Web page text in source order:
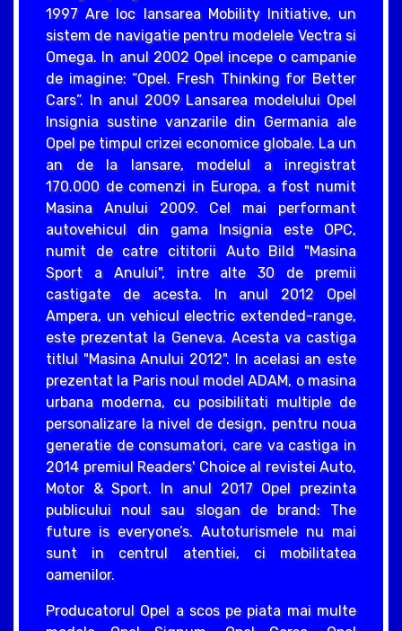
1997 Are loc lansarea Mobility Initiative, un
sistem de navigatie pentru modelele Vectra si
Omega. In anul 2002 Opel incepe o campanie
de imagine: “Opel. Fresh Thinking for Better
Cars”. In anul 2009 Lansarea modelului Opel
Insignia sustine vanzarile din Germania ale
Opel pe timpul crizei economice globale. La un
an de la lansare, modelul a inregistrat
170.000 de comenzi in Europa, a fost numit
Masina Anului 2009. Cel mai performant
autovehicul din gama Insignia este OPC,
numit de catre cititorii Auto Bild "Masina
Sport a Anului", intre alte 30 de premii
castigate de acesta. In anul 2012 Opel
Ampera, un vehicul electric extended-range,
este prezentat la Geneva. Acesta va castiga
titlul "Masina Anului 2012". In acelasi an este
prezentat la Paris noul model ADAM, o masina
urbana moderna, cu posibilitati multiple de
personalizare la nivel de design, pentru noua
generatie de consumatori, care va castiga in
2014 premiul Readers' Choice al revistei Auto,
Motor & Sport. In anul 2017 Opel prezinta
publicului noul sau slogan de brand: The
future is everyone’s. Autoturismele nu mai
sunt in centrul atentiei, ci mobilitatea
oamenilor.
Producatorul Opel a scos pe piata mai multe